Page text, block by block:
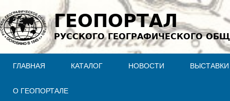
Jump to navigation
ГЕОПОРТАЛ
РУССКОГО ГЕОГРАФИЧЕСКОГО
ГЛАВНАЯ КАТАЛОГ НОВОСТИ ВЫСТАВКИ
О ГЕОПОРТАЛЕ